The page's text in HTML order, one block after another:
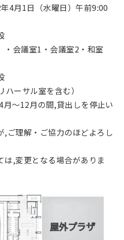
4月1日（水曜日）午前9:00
・会議室1・会議室2・和室
ーサル室を含む）
～12月の間,貸出しを停止い
,ご理解・ご協力のほどよろし
は,変更となる場合がありま